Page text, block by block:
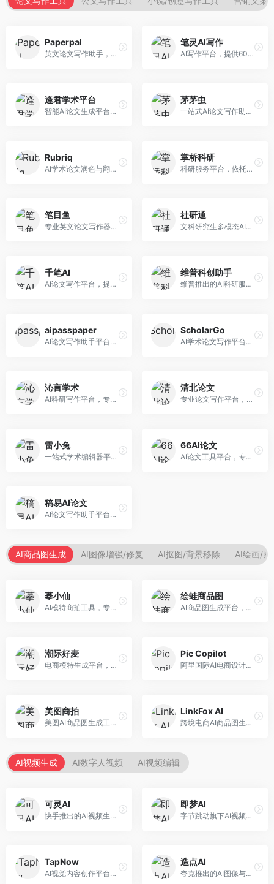
Paperpal
英文论文写作助手，专注于学术英语润色。面向需要发表国际期刊的研究者，提供语法检查、学术表达优化、格式规范等服务，英语表达地道专业。
笔灵AI写作
AI写作平台，提供600+写作模板。面向学生、职场人士和内容创作者，支持论文、公文、营销文案等多种文体，模板丰富，一键生成，写作效率大幅提升。
逢君学术平台
智能AI论文生成平台，支持查重检测。面向高校学生和研究人员，提供论文选题、内容生成、查重修改等一站式服务，学术写作流程完整。
茅茅虫
一站式AI论文写作助手，覆盖学术写作全场景。面向高校学生和科研人员，提供开题报告、文献综述、论文正文等写作服务，支持多学科多类型论文，操作简便。
Rubriq
AI学术论文润色与翻译平台。面向国际期刊投稿者，提供论文润色、翻译、格式调整等服务，支持多语言，学术表达专业规范。
掌桥科研
科研服务平台，依托3亿+真实文献数据库。面向学术研究者和学生，提供文献检索、论文写作、科研数据分析等服务，文献资源丰富，学术支持专业。
笔目鱼
专业英文论文写作器，支持学术论文全流程。面向留学生和国际期刊投稿者，提供英文论文撰写、润色、格式调整等服务，学术英语表达规范。
社研通
文科研究生多模态AI学术写作平台。面向文科研究生和社科研究者，提供文献综述、理论分析、定性研究辅助等服务，文科研究方法论支持完善。
千笔AI
AI论文写作平台，提供无限改稿服务。面向高校学生和学术研究者，支持论文选题、大纲生成、内容撰写、查重修改等全流程服务，改稿次数不限，服务质量有保障。
维普科创助手
维普推出的AI科研服务平台，整合学术资源与智能写作。面向科研人员和高校师生，提供文献检索、论文写作、查重检测等一站式服务，学术资源权威可靠。
aipasspaper
AI论文写作助手平台，提供智能化的学术写作支持。面向大学生和研究人员，支持多种学科论文生成，提供参考文献管理和格式规范服务，写作效率高。
ScholarGo
AI学术论文写作平台，专注于理工科领域的逻辑构建。面向理工科研究生和科研工作者，提供公式编辑、数据分析、论文结构优化等服务，理工科写作逻辑严谨。
沁言学术
AI科研写作平台，专注于学术研究辅助。面向研究生和科研工作者，提供文献分析、研究方法指导、论文撰写等服务，学术资源丰富，研究支持全面。
清北论文
专业论文写作平台，依托高校学术资源。面向本科生和研究生，提供论文指导、写作辅助、查重检测等服务，学术规范性强，适合追求高质量论文的用户。
雷小兔
一站式学术编辑器平台，覆盖论文写作全流程。面向高校学生和科研人员，提供选题分析、文献检索、论文生成、查重降重等服务，操作流程清晰，学术写作效率显著提升。
66AI论文
AI论文工具平台，专注于高质量低查重论文生成。面向大学生和研究生，提供论文写作、降重修改等服务，生成内容原创度高，查重率低。
稿易AI论文
AI论文写作助手平台，提供智能化学术写作支持。面向高校学生，支持多种论文类型生成，提供参考文献管理和格式规范服务，操作流程简单。
AI商品图生成 AI图像增强/修复 AI抠图/背景移除 AI绘画/图
摹小仙
AI模特商拍工具，专注于服装电商。面向服装电商卖家，提供虚拟模特试穿、商品展示图生成等服务，模特形象多样，拍摄成本低。
绘蛙商品图
AI商品图生成平台，支持模特换装和场景生成。面向电商卖家，提供商品上身效果展示、场景化商品图生成等服务，电商营销效果显著。
潮际好麦
电商模特生成平台，支持AI虚拟模特创作。面向服装和配饰电商，提供模特试穿、商品展示、营销素材生成等服务，模特形象可定制。
Pic Copilot
阿里国际AI电商设计工具，专注于跨境电商。面向跨境电商卖家，提供商品图优化、营销海报生成、多语言适配等服务，海外市场适配性强。
美图商拍
美图AI商品图生成工具，整合美图生态。面向电商卖家，提供商品图美化、模特替换、场景生成等服务，移动端操作便捷。
LinkFox AI
跨境电商AI商品图生成工具。面向跨境电商卖家，支持多语言商品图生成、模特替换、场景优化等服务，适配海外电商平台需求。
AI视频生成 AI数字人视频 AI视频编辑
可灵AI
快手推出的AI视频生成平台，支持文生视频和图生视频，可生成长达2分钟的高质量视频内容。面向短视频创作者和营销人员，操作简便，生成效果逼真，适合商业推广和创意表达。
即梦AI
字节跳动旗下AI视频创作平台，支持多模态内容生成。面向内容创作者和营销人员，提供文生视频、图生视频、智能剪辑等功能，中文理解能力强，创作效率高。
TapNow
AI视觉内容创作平台，整合图像与视频生成能力。面向内容创作者，提供文生图、文生视频、智能编辑等服务，创作工具丰富，一站式体验便捷。
造点AI
夸克推出的AI图像与视频创作平台。面向普通用户和内容创作者，提供文生图、文生视频等功能，操作简便，与夸克生态深度整合。